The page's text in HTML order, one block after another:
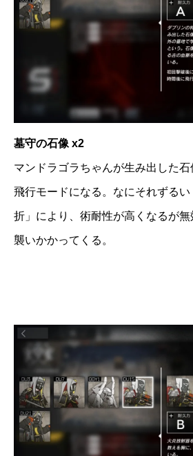
墓守の石像 x2
マンドラゴラちゃんが生み出した
飛行モードになる。なにそれずる
折」により、術耐性が高くなるが
襲いかかってくる。